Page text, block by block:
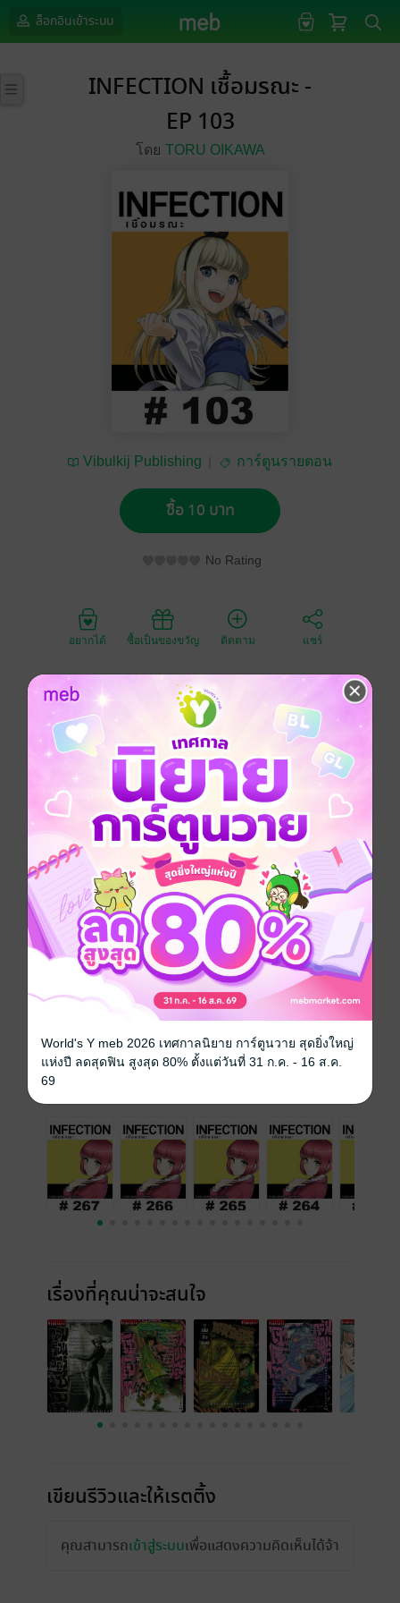
ล็อกอินเข้าระบบ
INFECTION เชื้อมรณะ -
EP 103
โดย TORU OIKAWA
Vibulkij Publishing การ์ตูนรายตอน
ซื้อ 10 บาท
No Rating
อยากได้ ซื้อเป็นของขวัญ ติดตาม แชร์
อามามิยะ ฮารุกิ เด็กมอปลายที่ถูกเพื่อน ๆ จับขังอยู่ในโกดัง
ของโรงเรียน
ทว่าบังเอิญเด็กสาวที่ชื่อ อิโซะนามิ คิราระ ก็อยู่ที่นั่นด้วย
ทั้งที่น่าจะเป็นแค่การกลั่นแกล้ง...แต่ไม่รู้ว่าทำไมประตูถึง
เปิดไม่ออก
ทั้งสองคนทรมานอยู่นานกว่า 3 วัน จนในที่สุดก็หาทางหนี
ออกมาจากโกดังได้
หากโลกภายนอกกลับเปลี่ยนไป ตัวเมืองเต็มไปด้วย
“พาหะ” ที่ทำร้ายคน
ซีรีส์ INFECTION เชื้อมรณะ (รายตอน)
ประเภทไฟล์ pdf
วันที่วางขาย 10 กรกฎาคม 2562
22 หน้า
ราคาปก 10 บาท
เล่มอื่นๆ ในซีรีส์
เรื่องที่คุณน่าจะสนใจ
เขียนรีวิวและให้เรตติ้ง
คุณสามารถเข้าสู่ระบบเพื่อแสดงความคิดเห็นได้จ้า
World's Y meb 2026 เทศกาลนิยาย การ์ตูนวาย สุดยิ่งใหญ่
แห่งปี ลดสุดฟิน สูงสุด 80% ตั้งแต่วันที่ 31 ก.ค. - 16 ส.ค.
69